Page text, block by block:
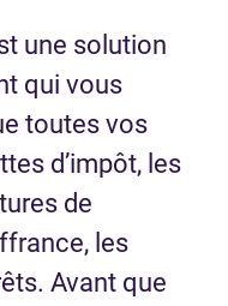
une solution
qui vous
toutes vos
d’impôt, les
de
les
Avant que